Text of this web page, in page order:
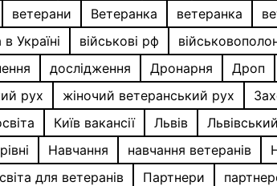
ветерани Ветеранка ветеранка
в Україні військові рф
дослідження Дронарня Дроп
рух жіночий ветеранський рух
Київ вакансії Львів
Навчання навчання ветеранів
для ветеранів Партнери